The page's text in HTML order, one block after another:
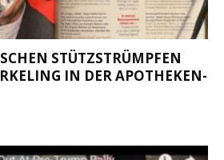
STÜTZSTRÜMPFEN
IN DER APOTHEKEN-